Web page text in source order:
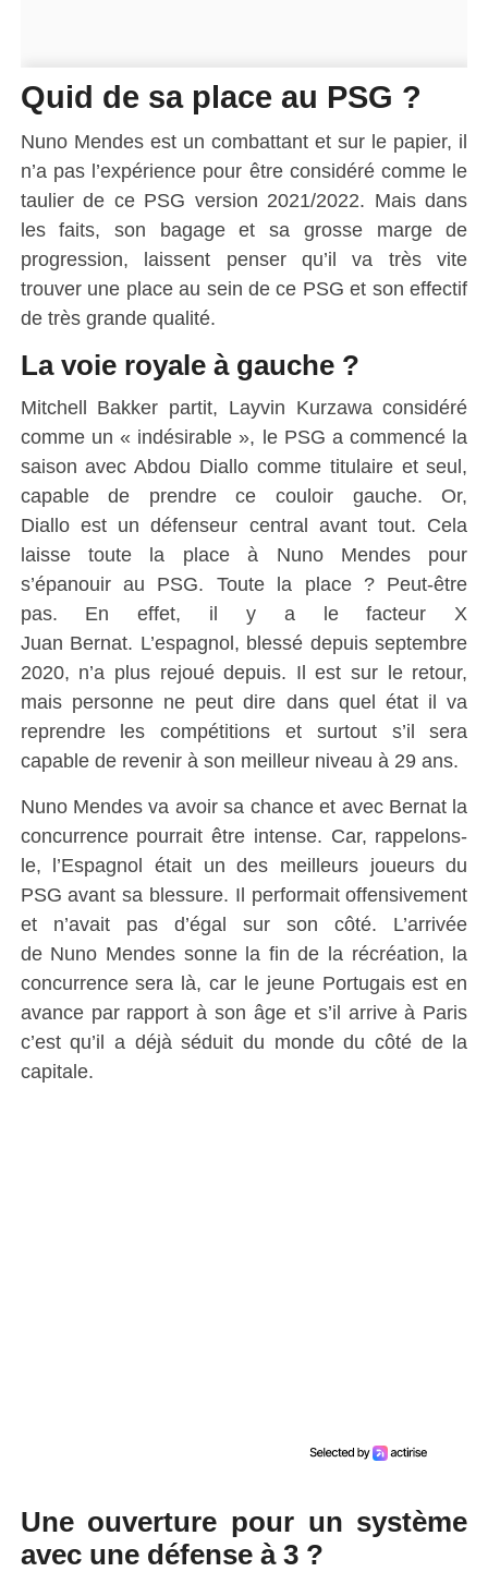
Quid de sa place au PSG ?
NunoMendes est un combattant et sur le papier, il
n’a pas l’expérience pour être considéré comme le
taulier de ce PSG version 2021/2022. Mais dans
les faits, son bagage et sa grosse marge de
progression, laissent penser qu’il va très vite
trouver une place au sein de ce PSG et son effectif
de très grande qualité.
La voie royale à gauche ?
Mitchell Bakker partit, Layvin Kurzawa considéré
comme un « indésirable », le PSG a commencé la
saison avec Abdou Diallo comme titulaire et seul,
capable de prendre ce couloir gauche.
Or,
Dialloest un défenseur central avant tout. Cela
laisse toute la place à NunoMendes pour
s’épanouir au PSG. Toute la place ?Peut-être
pas. En effet, il y a le facteur X
Juan Bernat. L’espagnol, blessé depuis septembre
2020, n’a plus rejoué depuis. Il est sur le retour,
mais personne ne peut dire dans quel état il va
reprendre les compétitions et surtout s’il sera
capable de revenir à son meilleur niveau à 29 ans.
NunoMendes va avoir sa chance et avec Bernatla
concurrence pourrait être intense. Car, rappelons-
le, l’Espagnol était un des meilleurs joueurs du
PSG avant sa blessure. Il performait offensivement
et n’avait pas d’égal sur son côté. L’arrivée
de Nuno Mendes sonne la fin de la récréation, la
concurrence sera là, car le jeune Portugais est en
avance par rapport à son âge et s’il arrive à Paris
c’est qu’il a déjà séduit du monde du côté de la
capitale.
Une ouverture pour un système
avec une défense à 3 ?